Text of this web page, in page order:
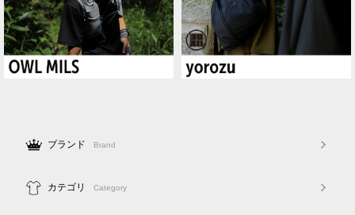
ブランド Brand
カテゴリ Category